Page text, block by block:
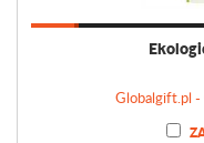
Globalgift.pl